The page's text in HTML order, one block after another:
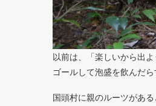
以前は、「楽しいから出
ゴールして泡盛を飲んだ
国頭村に親のルーツがあ